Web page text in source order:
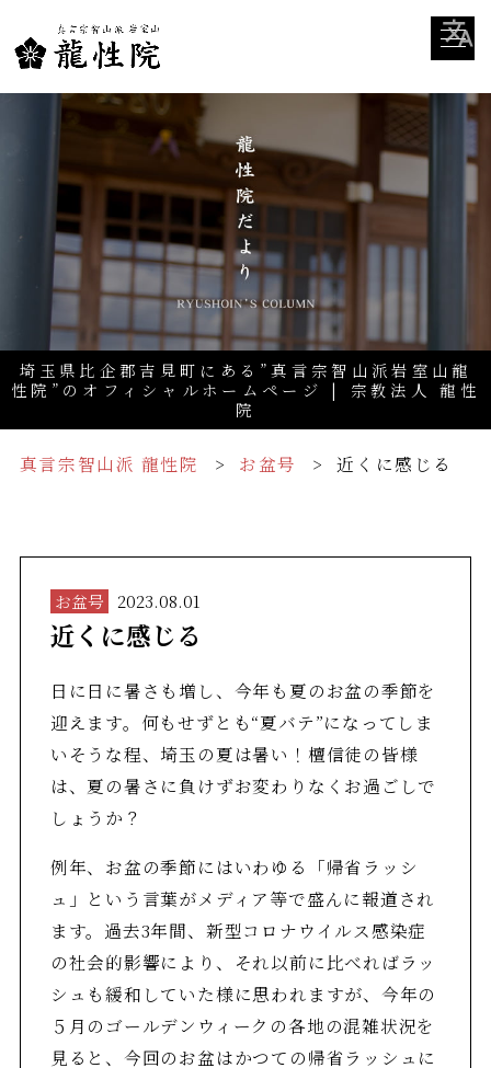
埼玉県比企郡吉見町にある”真言宗智山派岩室山龍
性院”のオフィシャルホームページ | 宗教法人 龍性
院
真言宗智山派 龍性院 お盆号 近くに感じる
お盆号 2023.08.01
近くに感じる
日に日に暑さも増し、今年も夏のお盆の季節を
迎えます。何もせずとも“夏バテ”になってしま
いそうな程、埼玉の夏は暑い！檀信徒の皆様
は、夏の暑さに負けずお変わりなくお過ごしで
しょうか？
例年、お盆の季節にはいわゆる「帰省ラッシ
ュ」という言葉がメディア等で盛んに報道され
ます。過去3年間、新型コロナウイルス感染症
の社会的影響により、それ以前に比べればラッ
シュも緩和していた様に思われますが、今年の
５月のゴールデンウィークの各地の混雑状況を
見ると、今回のお盆はかつての帰省ラッシュに